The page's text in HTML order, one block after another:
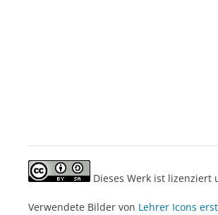
Dieses Werk ist lizenziert
Verwendete Bilder von Lehrer Icons